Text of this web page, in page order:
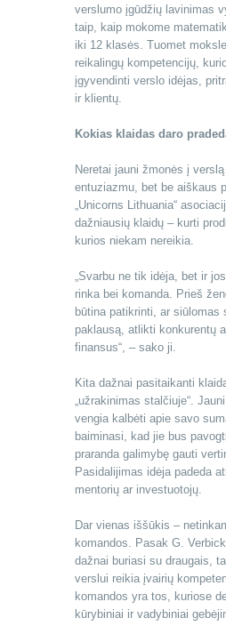
verslumo įgūdžių lavinimas
taip, kaip mokome
iki 12 klasės. Tuomet
reikalingų kompetencijų,
įgyvendinti verslo idėjas,
ir klientų.
Kokias klaidas daro
Neretai jauni žmonės į
entuziazmu, bet be aiškaus
„Unicorns Lithuania“
dažniausių klaidų – kurti
kurios niekam nereikia.
„Svarbu ne tik idėja, bet ir
rinka bei komanda. Prieš
būtina patikrinti, ar siūlomas
paklausą, atlikti konkurentų
finansus“, – sako ji.
Kita dažnai pasitaikanti
„užrakinimas stalčiuje“.
vengia kalbėti apie savo
baiminasi, kad jie bus
praranda galimybę gauti
Pasidalijimas idėja padeda
mentorių ar investuotojų.
Dar vienas iššūkis –
komandos. Pasak G.
dažnai buriasi su draugais,
verslui reikia įvairių
komandos yra tos, kuriose
kūrybiniai ir vadybiniai